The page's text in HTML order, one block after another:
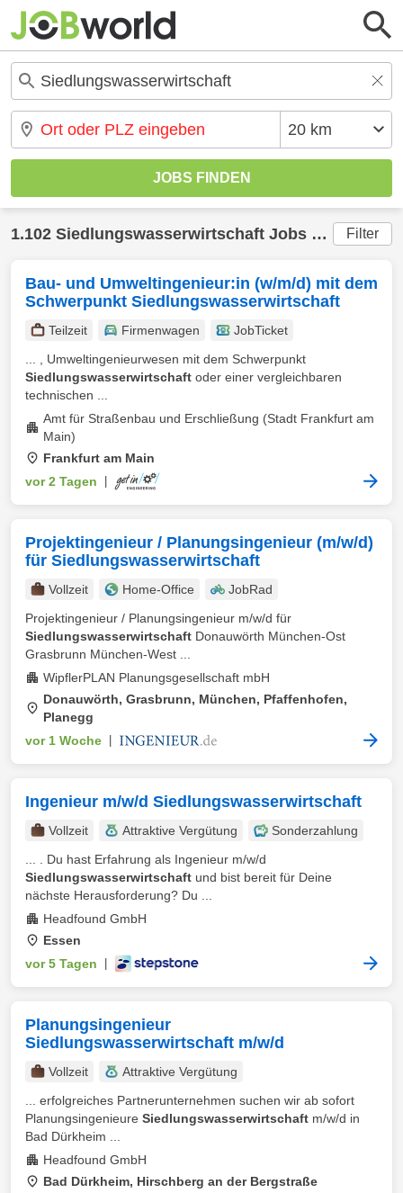
1.102 Siedlungswasserwirtschaft Jobs gefunden Filter
Bau- und Umweltingenieur:in (w/m/d) mit dem
Schwerpunkt Siedlungswasserwirtschaft
Teilzeit Firmenwagen
JobTicket
... , Umweltingenieurwesen mit dem Schwerpunkt
Siedlungswasserwirtschaft oder einer vergleichbaren
technischen ...
Amt für Straßenbau und Erschließung (Stadt Frankfurt am
Main)
Frankfurt am Main
vor 2 Tagen
Projektingenieur / Planungsingenieur (m/w/d)
für Siedlungswasserwirtschaft
Vollzeit Home-Office
JobRad
Projektingenieur / Planungsingenieur m/w/d für
Siedlungswasserwirtschaft Donauwörth München-Ost
Grasbrunn München-West ...
WipflerPLAN Planungsgesellschaft mbH
Donauwörth, Grasbrunn, München, Pfaffenhofen,
Planegg
vor 1 Woche
Ingenieur m/w/d Siedlungswasserwirtschaft
Vollzeit Attraktive Vergütung
Sonderzahlung
... . Du hast Erfahrung als Ingenieur m/w/d
Siedlungswasserwirtschaft und bist bereit für Deine
nächste Herausforderung? Du ...
Headfound GmbH
Essen
vor 5 Tagen
Planungsingenieur
Siedlungswasserwirtschaft m/w/d
Vollzeit
Attraktive Vergütung
... erfolgreiches Partnerunternehmen suchen wir ab sofort
Planungsingenieure Siedlungswasserwirtschaft m/w/d in
Bad Dürkheim ...
Headfound GmbH
Bad Dürkheim, Hirschberg an der Bergstraße